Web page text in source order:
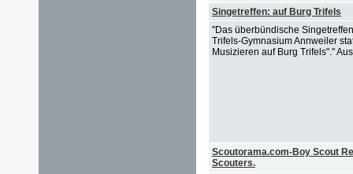
Singetreffen: auf Burg Trifels
"Das überbündische
Trifels-Gymnasium Annweiler
Musizieren auf Burg Trifels"."
Scoutorama.com-Boy Scout
Scouters.